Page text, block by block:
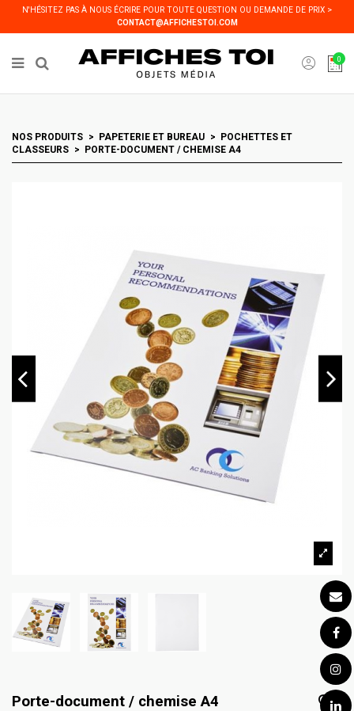
N'HÉSITEZ PAS À NOUS ÉCRIRE POUR TOUTE QUESTION OU DEMANDE DE PRIX >
CONTACT@AFFICHESTOI.COM
0
NOS PRODUITS PAPETERIE ET BUREAU
POCHETTES ET
CLASSEURS
PORTE-DOCUMENT / CHEMISE A4
Porte-document / chemise A4
Panneau de gestion des cookies